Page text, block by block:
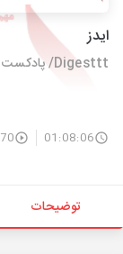
ایدز
Digesttt/ پادکست دایجست
01:08:06
70
توضیحات